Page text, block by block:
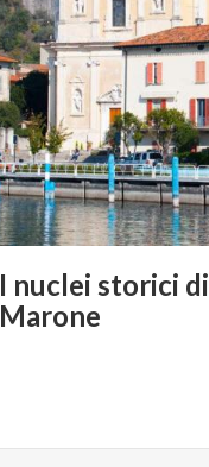
I nuclei storici di
Marone